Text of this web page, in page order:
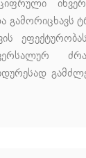
გამორიცხავს